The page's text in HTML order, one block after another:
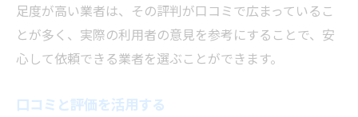
足度が高い業者は、その評判が口コミで広まっているこ
とが多く、実際の利用者の意見を参考にすることで、安
心して依頼できる業者を選ぶことができます。
口コミと評価を活用する